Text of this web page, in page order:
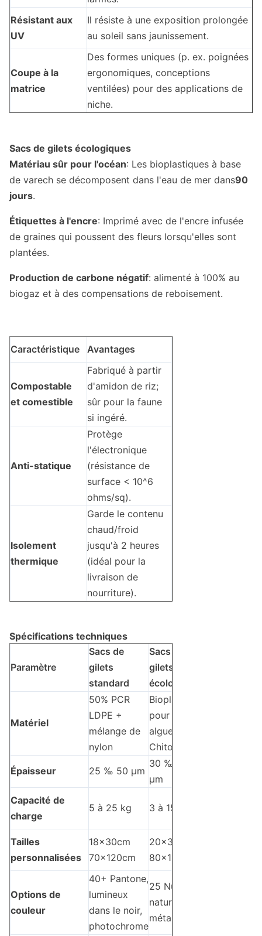
Résistant aux
UV
Il résiste à une exposition prolongée
au soleil sans jaunissement.
Coupe à la
matrice
Des formes uniques (p. ex. poignées
ergonomiques, conceptions
ventilées) pour des applications de
niche.
Sacs de gilets écologiques
Matériau sûr pour l'océan: Les bioplastiques à base
de varech se décomposent dans l'eau de mer dans90
jours.
Étiquettes à l'encre: Imprimé avec de l'encre infusée
de graines qui poussent des fleurs lorsqu'elles sont
plantées.
Production de carbone négatif: alimenté à 100% au
biogaz et à des compensations de reboisement.
Caractéristique Avantages
Compostable
et comestible
Fabriqué à partir
d'amidon de riz;
sûr pour la faune
si ingéré.
Anti-statique
Protège
l'électronique
(résistance de
surface < 10^6
ohms/sq).
Isolement
thermique
Garde le contenu
chaud/froid
jusqu'à 2 heures
(idéal pour la
livraison de
nourriture).
Spécifications techniques
Paramètre
Sacs de
gilets
standard
Sacs de
gilets
écologiques
Matériel
50% PCR
LDPE +
mélange de
nylon
Bioplastique
pour les
algues +
Chitosan
Épaisseur 25 ‰ 50 μm
30 ‰ 60
μm
Capacité de
charge
5 à 25 kg 3 à 15 kg
Tailles
personnalisées
18x30cm
70x120cm
20x35cm
80x150cm
Options de
couleur
40+ Pantone,
lumineux
dans le noir,
photochrome
25 Nuances
naturelles et
métalliques